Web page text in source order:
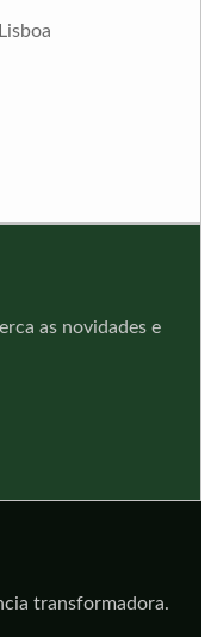
as novidades e
transformadora.